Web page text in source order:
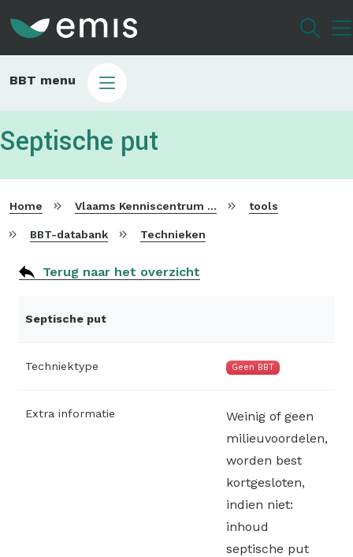
gaan
Main
BBT menu
Septische put
Home Vlaams Kenniscentrum voor Beste Beschikbare Technieken tools
BBT-databank Technieken
Terug naar het overzicht
Septische put
Techniektype Geen BBT
Extra informatie
Weinig of geen
milieuvoordelen,
worden best
kortgesloten,
indien niet:
inhoud
septische put